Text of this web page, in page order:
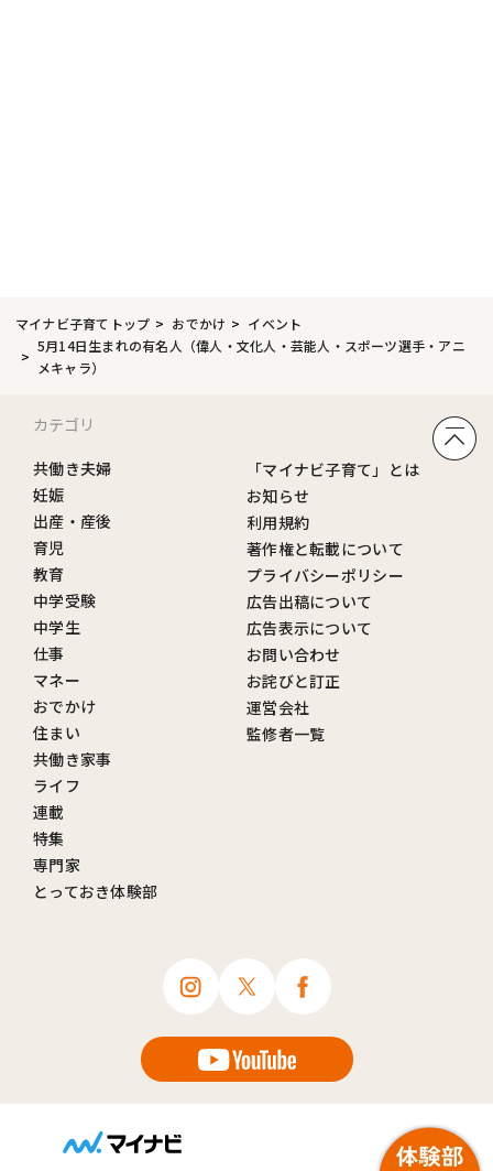
マイナビ子育てトップ おでかけ
イベント
5月14日生まれの有名人（偉人・文化人・芸能人・スポーツ選手・アニ
メキャラ）
カテゴリ
共働き夫婦
妊娠
出産・産後
育児
教育
中学受験
中学生
仕事
マネー
おでかけ
住まい
共働き家事
ライフ
連載
特集
専門家
とっておき体験部
「マイナビ子育て」とは
お知らせ
利用規約
著作権と転載について
プライバシーポリシー
広告出稿について
広告表示について
お問い合わせ
お詫びと訂正
運営会社
監修者一覧